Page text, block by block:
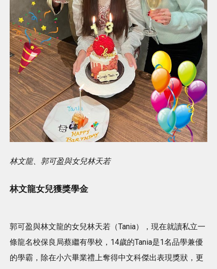
林文龍、郭可盈與女兒林天若
林文龍女兒獲獎學金
郭可盈與林文龍的女兒林天若（Tania），現在就讀私立一
條龍名校保良局蔡繼有學校，14歲的Tania是1名品學兼優
的學霸，除在小六畢業禮上奪得中文科傑出表現獎狀，更